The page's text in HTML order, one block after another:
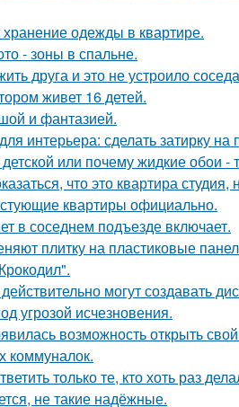
хранение одежды в квартире.
- зоны в спальне.
друга и это не устроило
живет 16 детей.
и фантазией.
интерьера: сделать затирку на
или почему жидкие обои -
что это квартира
квартиры официально.
в соседнем подъезде включает.
плитку на пластиковые
могут создавать
угрозой исчезновения.
возможность открыть
коммуналок.
только те, кто хоть раз
не такие надёжные.